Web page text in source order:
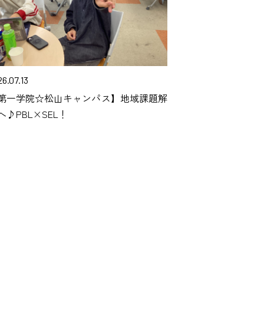
一学院☆松山キャンパス】地域課題解
♪PBL×SEL！